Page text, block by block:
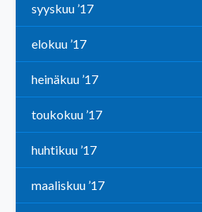
syyskuu ’17
elokuu ’17
heinäkuu ’17
toukokuu ’17
huhtikuu ’17
maaliskuu ’17